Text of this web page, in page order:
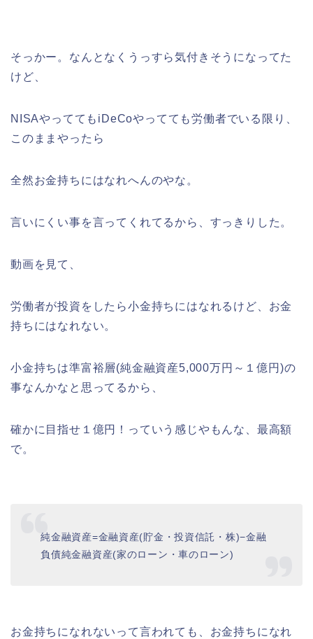
そっかー。なんとなくうっすら気付きそうになってた
けど、
NISAやっててもiDeCoやってても労働者でいる限り、
このままやったら
全然お金持ちにはなれへんのやな。
言いにくい事を言ってくれてるから、すっきりした。
動画を見て、
労働者が投資をしたら小金持ちにはなれるけど、お金
持ちにはなれない。
小金持ちは準富裕層(純金融資産5,000万円～１億円)の
事なんかなと思ってるから、
確かに目指せ１億円！っていう感じやもんな、最高額
で。
純金融資産=金融資産(貯金・投資信託・株)−金融
負債純金融資産(家のローン・車のローン)
お金持ちになれないって言われても、お金持ちになれ